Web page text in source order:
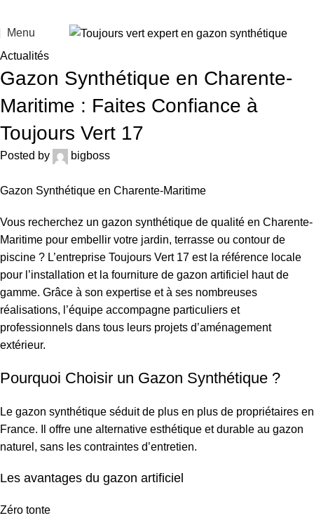
Menu
Actualités
Gazon Synthétique en Charente-
Maritime : Faites Confiance à
Toujours Vert 17
Posted by bigboss
Gazon Synthétique en Charente-Maritime
Vous recherchez un gazon synthétique de qualité en Charente-
Maritime pour embellir votre jardin, terrasse ou contour de
piscine ? L’entreprise Toujours Vert 17 est la référence locale
pour l’installation et la fourniture de gazon artificiel haut de
gamme. Grâce à son expertise et à ses nombreuses
réalisations, l’équipe accompagne particuliers et
professionnels dans tous leurs projets d’aménagement
extérieur.
Pourquoi Choisir un Gazon Synthétique ?
Le gazon synthétique séduit de plus en plus de propriétaires en
France. Il offre une alternative esthétique et durable au gazon
naturel, sans les contraintes d’entretien.
Les avantages du gazon artificiel
Zéro tonte